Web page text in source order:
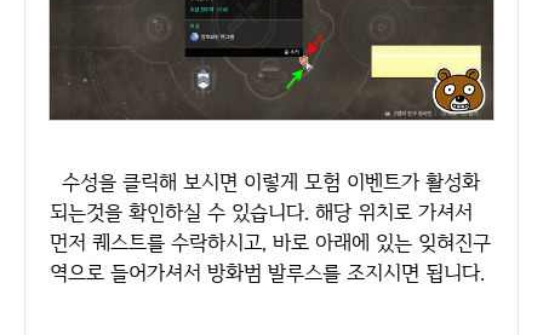
수성을 클릭해 보시면 이렇게 모험 이벤트가 활성화
되는것을 확인하실 수 있습니다. 해당 위치로 가셔서
먼저 퀘스트를 수락하시고, 바로 아래에 있는 잊혀진구
역으로 들어가셔서 방화범 발루스를 조지시면 됩니다.